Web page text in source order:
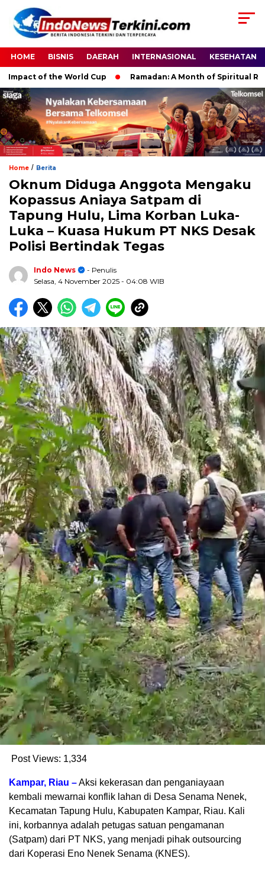
HOME BISNIS DAERAH INTERNASIONAL KESEHATAN
of the World Cup Ramadan: A Month of Spiritual
Home / Berita
Oknum Diduga Anggota Mengaku
Kopassus Aniaya Satpam di
Tapung Hulu, Lima Korban Luka-
Luka – Kuasa Hukum PT NKS Desak
Polisi Bertindak Tegas
Indo News
- Penulis
Selasa, 4 November 2025 - 04:08 WIB
Post Views: 1,334
Kampar, Riau –Aksi kekerasan dan penganiayaan
kembali mewarnai konflik lahan di Desa Senama Nenek,
Kecamatan Tapung Hulu, Kabupaten Kampar, Riau. Kali
ini, korbannya adalah petugas satuan pengamanan
(Satpam) dari PT NKS, yang menjadi pihak outsourcing
dari Koperasi Eno Nenek Senama (KNES).